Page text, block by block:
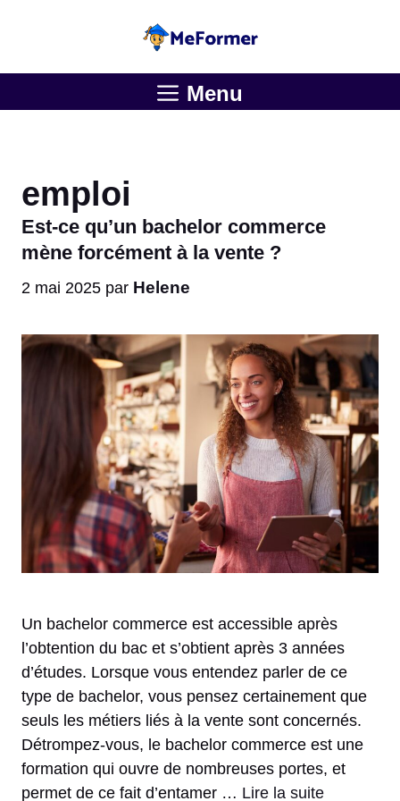
Menu
emploi
Est-ce qu’un bachelor commerce
mène forcément à la vente ?
2 mai 2025 par Helene
Un bachelor commerce est accessible après
l’obtention du bac et s’obtient après 3 années
d’études. Lorsque vous entendez parler de ce
type de bachelor, vous pensez certainement que
seuls les métiers liés à la vente sont concernés.
Détrompez-vous, le bachelor commerce est une
formation qui ouvre de nombreuses portes, et
permet de ce fait d’entamer … Lire la suite